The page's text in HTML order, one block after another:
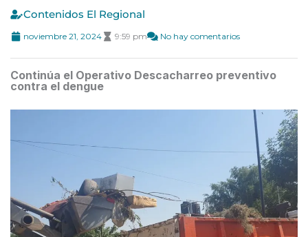
Contenidos El Regional
noviembre 21, 2024 9:59 pm No hay comentarios
Continúa el Operativo Descacharreo preventivo
contra el dengue